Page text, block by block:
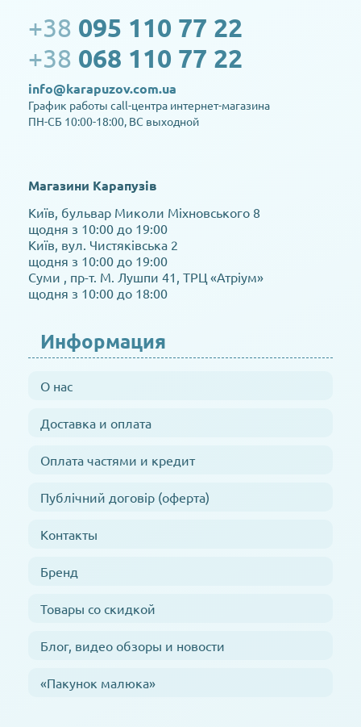
+38 095 110 77 22
+38 068 110 77 22
info@karapuzov.com.ua
График работы call-центра интернет-магазина
ПН-СБ 10:00-18:00, ВС выходной
Магазини Карапузів
Київ, бульвар Миколи Міхновського 8
щодня з 10:00 до 19:00
Київ, вул. Чистяківська 2
щодня з 10:00 до 19:00
Суми , пр-т. М. Лушпи 41, ТРЦ «Атріум»
щодня з 10:00 до 18:00
Информация
О нас
Доставка и оплата
Оплата частями и кредит
Публічний договір (оферта)
Контакты
Бренд
Товары со скидкой
Блог, видео обзоры и новости
«Пакунок малюка»